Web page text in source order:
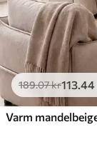
189.07kr113.44